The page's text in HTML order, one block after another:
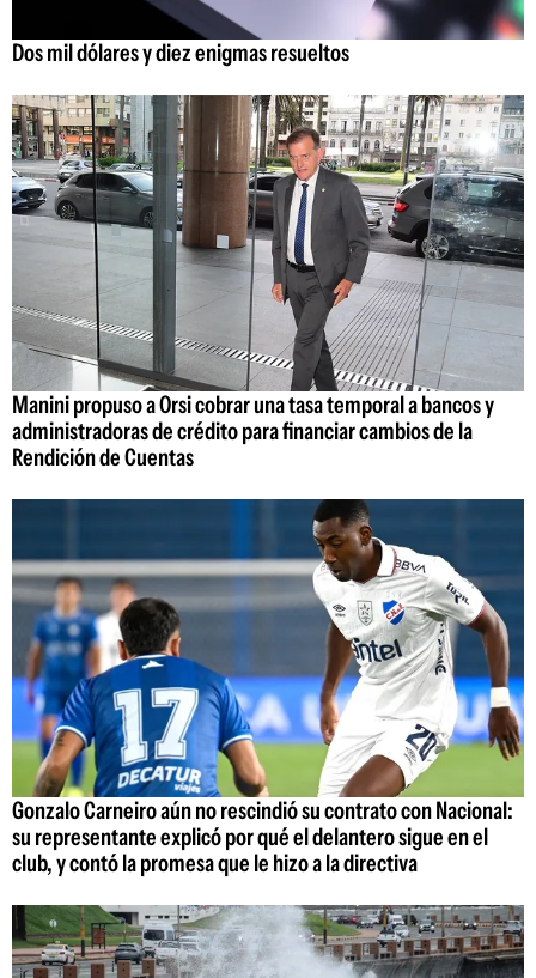
Dos mil dólares y diez enigmas resueltos
Manini propuso a Orsi cobrar una tasa temporal a bancos y
administradoras de crédito para financiar cambios de la
Rendición de Cuentas
Gonzalo Carneiro aún no rescindió su contrato con Nacional:
su representante explicó por qué el delantero sigue en el
club, y contó la promesa que le hizo a la directiva